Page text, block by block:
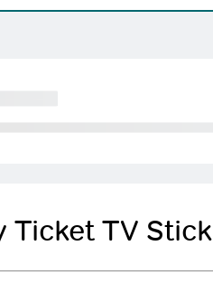
Ticket TV